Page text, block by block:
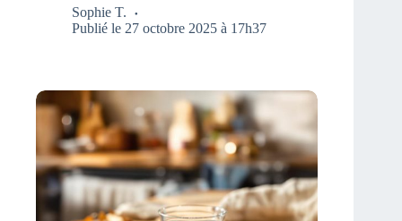
Sophie T.
Publié le 27 octobre 2025 à 17h37